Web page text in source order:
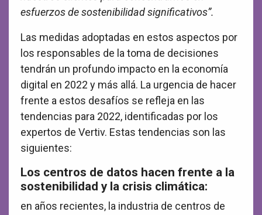
esfuerzos de sostenibilidad significativos”.
Las medidas adoptadas en estos aspectos por
los responsables de la toma de decisiones
tendrán un profundo impacto en la economía
digital en 2022 y más allá. La urgencia de hacer
frente a estos desafíos se refleja en las
tendencias para 2022, identificadas por los
expertos de Vertiv. Estas tendencias son las
siguientes:
Los centros de datos hacen frente a la
sostenibilidad y la crisis climática:
en años recientes, la industria de centros de